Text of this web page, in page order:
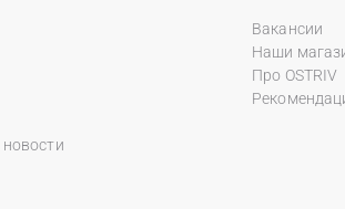
Вакансии
Наши
Про OSTRIV